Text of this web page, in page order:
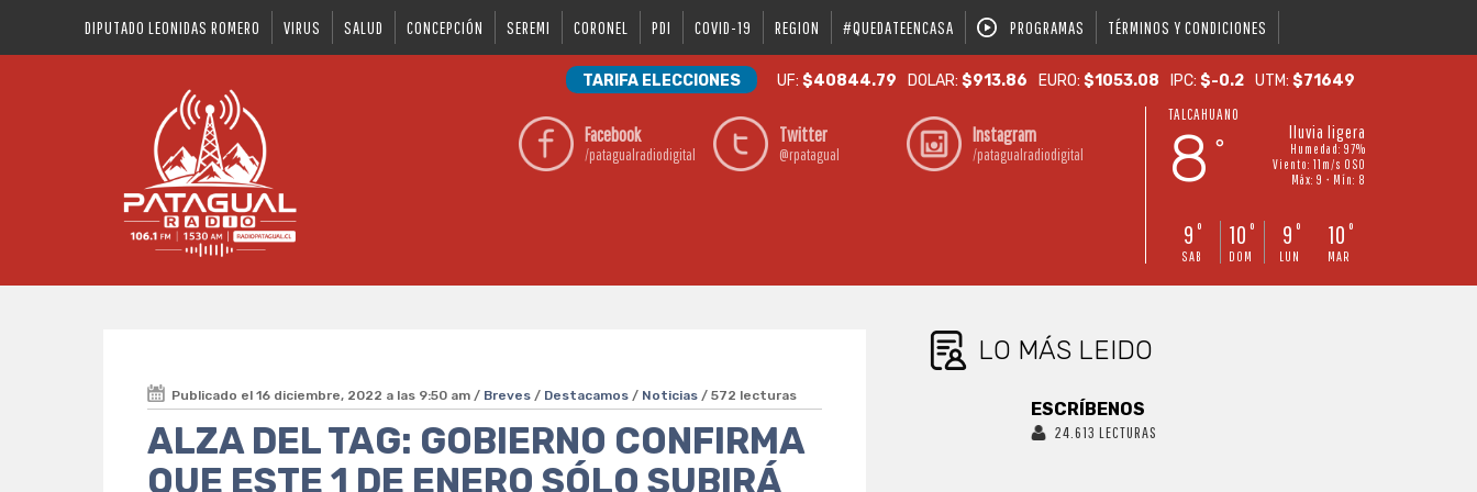
DIPUTADO LEONIDAS ROMERO VIRUS SALUD CONCEPCIÓN SEREMI CORONEL PDI COVID-19 REGION #QUEDATEENCASA PROGRAMAS TÉRMINOS Y CONDICIONES
TARIFA ELECCIONES UF:$40844.79 DOLAR:$913.86 EURO:$1053.08 IPC:$-0.2 UTM:$71649
Facebook
/patagualradiodigital
Twitter
@rpatagual
Instagram
/patagualradiodigital
TALCAHUANO
8 °
lluvia ligera
Humedad: 97%
Viento: 11m/s OSO
Máx: 9 • Mín: 8
9 °
SAB
10 °
DOM
9 °
LUN
10 °
MAR
Publicado el 16 diciembre, 2022 a las 9:50 am / Breves / Destacamos / Noticias / 572 lecturas
ALZA DEL TAG: GOBIERNO CONFIRMA
QUE ESTE 1 DE ENERO SÓLO SUBIRÁ
LO MÁS LEIDO
ESCRÍBENOS
24.613 LECTURAS